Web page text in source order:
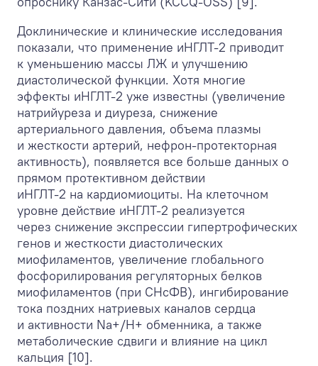
Доклинические и клинические исследования
показали, что применение иНГЛТ-2 приводит
к уменьшению массы ЛЖ и улучшению
диастолической функции. Хотя многие
эффекты иНГЛТ-2 уже известны (увеличение
натрийуреза и диуреза, снижение
артериального давления, объема плазмы
и жесткости артерий, нефрон-протекторная
активность), появляется все больше данных о
прямом протективном действии
иНГЛТ-2 на кардиомиоциты. На клеточном
уровне действие иНГЛТ-2 реализуется
через снижение экспрессии гипертрофических
генов и жесткости диастолических
миофиламентов, увеличение глобального
фосфорилирования регуляторных белков
миофиламентов (при СНсФВ), ингибирование
тока поздних натриевых каналов сердца
и активности Na+/H+ обменника, а также
метаболические сдвиги и влияние на цикл
кальция [10].